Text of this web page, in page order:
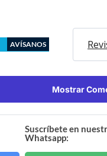
AVÍSANOS
Mostrar
Suscríbete en
Whatsapp: